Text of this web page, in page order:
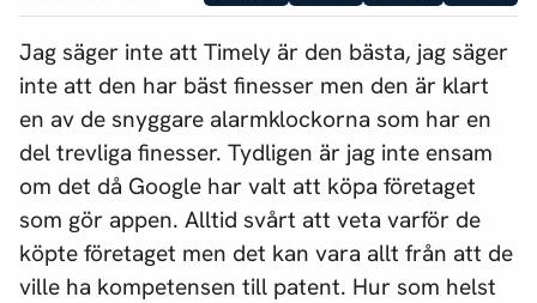
Jag säger inte att Timely är den bästa, jag säger
inte att den har bäst finesser men den är klart
en av de snyggare alarmklockorna som har en
del trevliga finesser. Tydligen är jag inte ensam
om det då Google har valt att köpa företaget
som gör appen. Alltid svårt att veta varför de
köpte företaget men det kan vara allt från att de
ville ha kompetensen till patent. Hur som helst